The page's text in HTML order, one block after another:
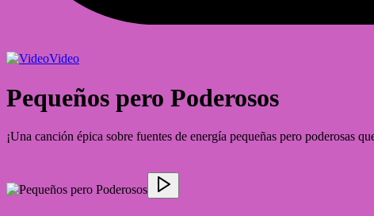
Video
Pequeños pero Poderosos
¡Una canción épica sobre fuentes de energía pequeñas pero poderosas